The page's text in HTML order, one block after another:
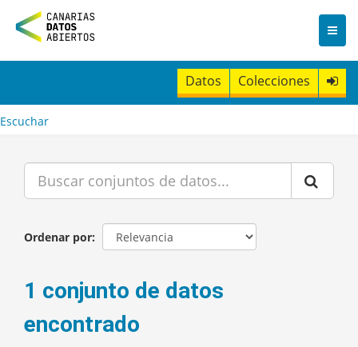
n
t
Datos Colecciones
Escuchar
Ordenar por
1 conjunto de datos
encontrado